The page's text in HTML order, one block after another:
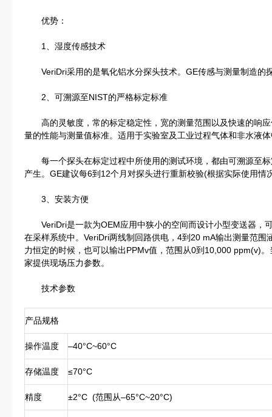
优势：
1、湿度传感技术
VeriDri采用的是氧化铝水分探头技术。GE传感与测量制造的
2、可溯源至NIST的严格标定标准
高的灵敏度，常的标定稳定性，宽的测量范围以及快速的响应
量的性能与测量值标准。适用于实验室及工业过程气体和非水液
每一个探头在标定过程中所使用的测试环境，都由可溯源至标
产生。GE建议每6到12个月对探头进行重新校验(根据实际使用情
3、安装方便
VeriDri是一款为OEM应用中狭小的空间而设计小型变送器，
在采样系统中。VeriDri两线制回路供电，4到20 mA输出测量范
力恒定的时候，也可以输出PPMv值，范围从0到10,000 ppm(v)
家提供现场压力参数。
技术参数
产品规格
操作温度 –40°C~60°C
存储温度 ≤70°C
精度 ±2°C (范围从–65°C~20°C)